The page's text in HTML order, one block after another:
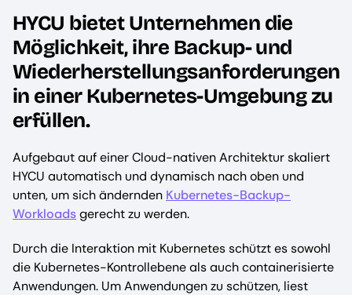
HYCU bietet Unternehmen die
Möglichkeit, ihre Backup- und
Wiederherstellungsanforderungen
in einer Kubernetes-Umgebung zu
erfüllen.
Aufgebaut auf einer Cloud-nativen Architektur skaliert
HYCU automatisch und dynamisch nach oben und
unten, um sich ändernden Kubernetes-Backup-
Workloadsgerecht zu werden.
Durch die Interaktion mit Kubernetes schützt es sowohl
die Kubernetes-Kontrollebene als auch containerisierte
Anwendungen. Um Anwendungen zu schützen, liest